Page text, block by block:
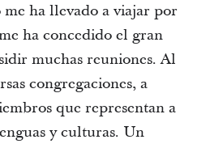
ha llevado a viajar por
ha concedido el gran
muchas reuniones. Al
congregaciones, a
que representan a
y culturas. Un